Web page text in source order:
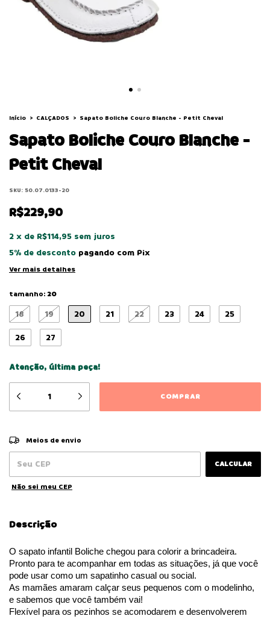
Início > CALÇADOS > Sapato Boliche Couro Blanche - Petit Cheval
Sapato Boliche Couro Blanche -
Petit Cheval
SKU: 50.07.0133-20
R$229,90
2 x de R$114,95 sem juros
5% de desconto pagando com Pix
Ver mais detalhes
tamanho: 20
18 19 20 21 22 23 24 25
26 27
Atenção, última peça!
Entregas para o CEP:
Meios de envio
CALCULAR
Não sei meu CEP
Descrição
O sapato infantil Boliche chegou para colorir a brincadeira.
Pronto para te acompanhar em todas as situações, já que você
pode usar como um sapatinho casual ou social.
As mamães amaram calçar seus pequenos com o modelinho,
e sabemos que você também vai!
Flexível para os pezinhos se acomodarem e desenvolverem